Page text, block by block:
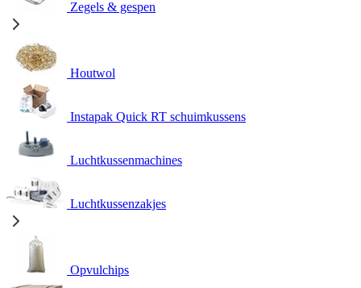
Zegels & gespen
Houtwol
Instapak Quick RT schuimkussens
Luchtkussenmachines
Luchtkussenzakjes
Opvulchips